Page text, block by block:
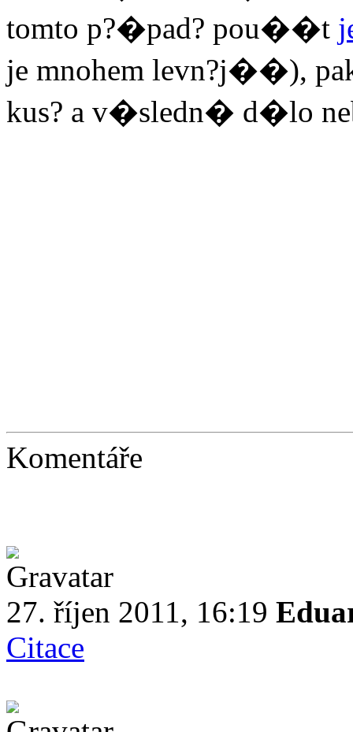
tomto p?�pad? pou��t
je mnohem levn?j��),
kus? a v�sledn� d�lo
Komentáře
27. říjen 2011, 16:19
Citace